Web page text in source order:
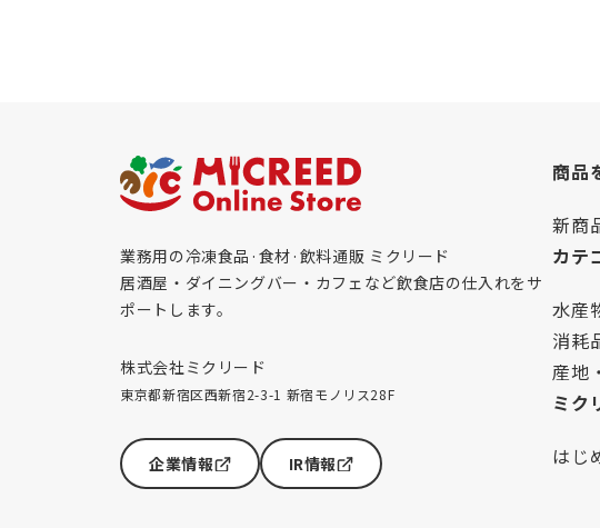
業務用の冷凍食品·食材·飲料通販 ミクリード
居酒屋・ダイニングバー・カフェなど飲食店の仕入れをサ
ポートします。
株式会社ミクリード
東京都新宿区西新宿2-3-1 新宿モノリス28F
企業情報 IR情報
商品
新商
カテ
水産
消耗
産地
ミク
はじ